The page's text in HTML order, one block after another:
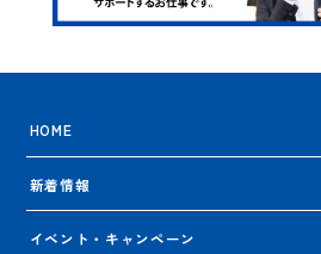
HOME
新着情報
イベント・キャンペーン